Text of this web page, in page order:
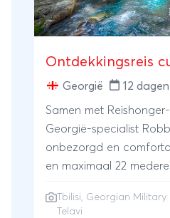
Ontdekkingsreis
Georgië 12 dagen
Samen met
Georgië-specialist
onbezorgd en
en maximaal 22
Tbilisi over de
Tbilisi, Georgian Military
Telavi